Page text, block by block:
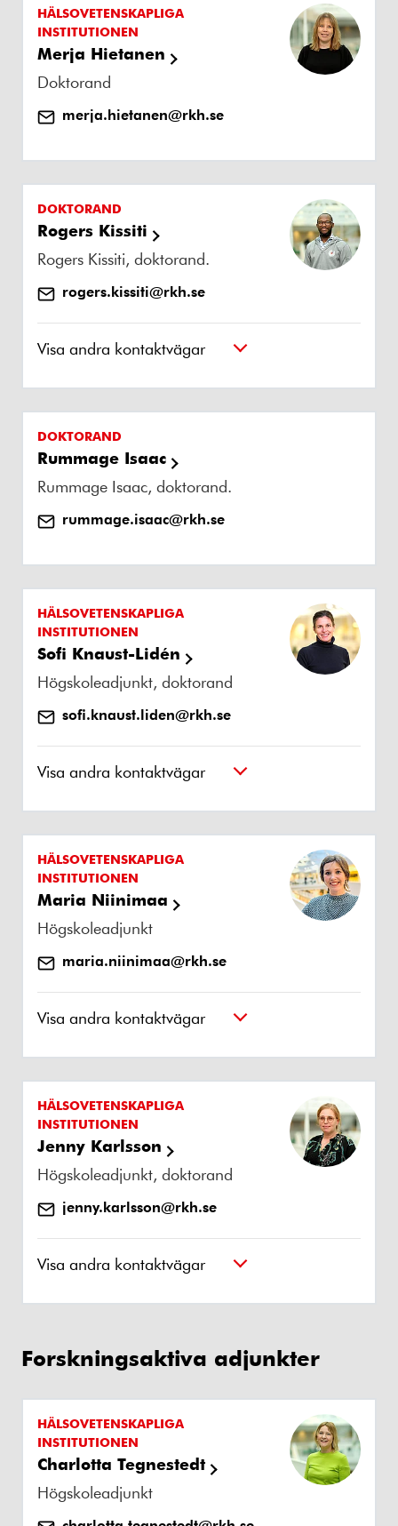
HÄLSOVETENSKAPLIGA
INSTITUTIONEN
Merja Hietanen
Doktorand
merja.hietanen@rkh.se
DOKTORAND
Rogers Kissiti
Rogers Kissiti, doktorand.
rogers.kissiti@rkh.se
Visa andra kontaktvägar
DOKTORAND
Rummage Isaac
Rummage Isaac, doktorand.
rummage.isaac@rkh.se
HÄLSOVETENSKAPLIGA
INSTITUTIONEN
Sofi Knaust-Lidén
Högskoleadjunkt, doktorand
sofi.knaust.liden@rkh.se
Visa andra kontaktvägar
HÄLSOVETENSKAPLIGA
INSTITUTIONEN
Maria Niinimaa
Högskoleadjunkt
maria.niinimaa@rkh.se
Visa andra kontaktvägar
HÄLSOVETENSKAPLIGA
INSTITUTIONEN
Jenny Karlsson
Högskoleadjunkt, doktorand
jenny.karlsson@rkh.se
Visa andra kontaktvägar
Forskningsaktiva adjunkter
HÄLSOVETENSKAPLIGA
INSTITUTIONEN
Charlotta Tegnestedt
Högskoleadjunkt